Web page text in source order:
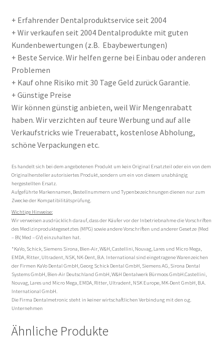
+ Erfahrender Dentalproduktservice seit 2004
+ Wir verkaufen seit 2004 Dentalprodukte mit guten
Kundenbewertungen (z.B. Ebaybewertungen)
+ Beste Service. Wir helfen gerne bei Einbau oder anderen
Problemen
+ Kauf ohne Risiko mit 30 Tage Geld zurück Garantie.
+ Günstige Preise
Wir können günstig anbieten, weil Wir Mengenrabatt
haben. Wir verzichten auf teure Werbung und auf alle
Verkaufstricks wie Treuerabatt, kostenlose Abholung,
schöne Verpackungen etc.
Es handelt sich bei dem angebotenen Produkt um kein Original Ersatzteil oder ein von dem
Originalhersteller autorisiertes Produkt, sondern um ein von diesem unabhängig
hergestellten Ersatz.
Aufgeführte Markennamen, Bestellnummern und Typenbezeichnungen dienen nur zum
Zwecke der Kompatibilitätsprüfung.
Wichtige Hinweise:
Wir verweisen ausdrücklich darauf, dass der Käufer vor der Inbetriebnahme die Vorschriften
des Medizinproduktegesetztes (MPG) sowie andere Vorschriften und anderer Gesetze (Med
– BV, Med – GV) einzuhalten hat.
*KaVo, Schick, Siemens Sirona, Bien-Air, W&H, Castellini, Nouvag, Lares und Micro Mega,
EMDA, Ritter, Ultradent, NSK, NK-Dent, B.A. International sind eingetragene Warenzeichen
der Firmen KaVo Dental GmbH, Georg Schick Dental GmbH, Siemens AG, Sirona Dental
Systems GmbH, Bien-Air Deutschland GmbH, W&H Dentalwerk Bürmoos GmbH.Castellini,
Nouvag, Lares und Micro Mega, EMDA, Ritter, Ultradent, NSK Europe, MK-Dent GmbH, B.A.
International GmbH.
Die Firma Dentalmetronic steht in keiner wirtschaftlichen Verbindung mit den o.g.
Unternehmen
Ähnliche Produkte